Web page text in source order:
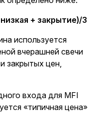
+ закрытие)/3
используется
вчерашней свечи
закрытых цен,
входа для MFI
«типичная цена»